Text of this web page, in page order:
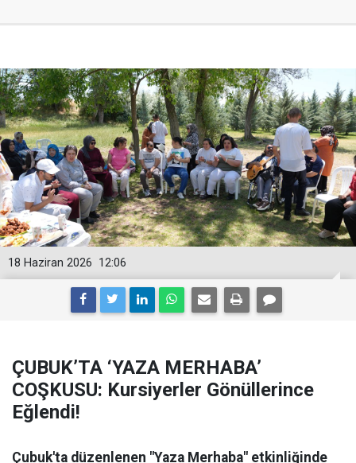
12:06
18 Haziran 2026
ÇUBUK’TA ‘YAZA MERHABA’
COŞKUSU: Kursiyerler Gönüllerince
Eğlendi!
Çubuk'ta düzenlenen "Yaza Merhaba" etkinliğinde